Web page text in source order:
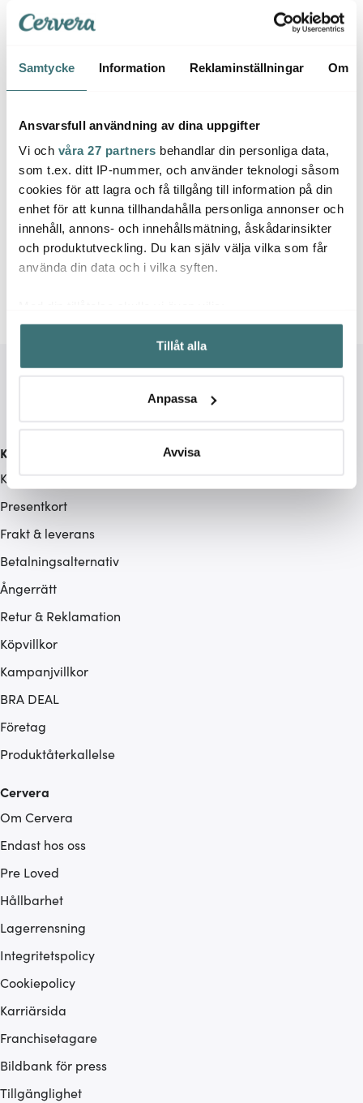
Samtycke Information Reklaminställningar Om
Ansvarsfull användning av dina uppgifter
Vi och våra 27 partners behandlar din personliga data,
som t.ex. ditt IP-nummer, och använder teknologi såsom
cookies för att lagra och få tillgång till information på din
enhet för att kunna tillhandahålla personliga annonser och
innehåll, annons- och innehållsmätning, åskådarinsikter
och produktutveckling. Du kan själv välja vilka som får
använda din data och i vilka syften.
Samla in information om din geografiska plats som
kan ha en noggrannhet på upp till flera meter
Identifiera din enhet genom att aktivt skanna den för
Ta reda på mer om hur dina personliga uppgifter
Du kan ändra eller dra tillbaka ditt samtycke när som
Vi använder cookies för att innehållet och annonserna
ska anpassas efter det som vi tror att du tycker om. Det
hemsidan ännu bättre. Du bestämmer själv vilka cookies
som du vill dela med dig av.
Tillåt alla
Anpassa
Avvisa
209 kr
I lager
Rig-tig
169 kr
I lager
Låt dig inspireras av våra kunder
Kundservice
Kontakta oss / FAQ
Presentkort
Frakt & leverans
Betalningsalternativ
Ångerrätt
Retur & Reklamation
Köpvillkor
Kampanjvillkor
BRA DEAL
Företag
Produktåterkallelse
Cervera
Om Cervera
Endast hos oss
Pre Loved
Hållbarhet
Lagerrensning
Integritetspolicy
Cookiepolicy
Karriärsida
Franchisetagare
Bildbank för press
Tillgänglighet